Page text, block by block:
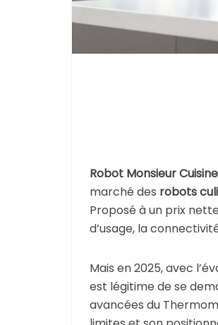
Robot Monsieur
marché des robots
Proposé à un prix
d’usage, la
Mais en 2025, avec
est légitime de se
avancées du